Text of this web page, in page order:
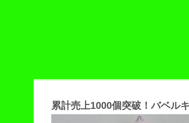
累計売上1000個突破！バベル